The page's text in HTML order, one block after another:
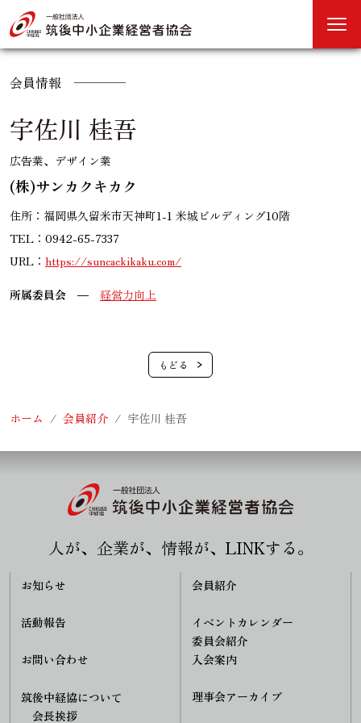
会員情報
宇佐川 桂吾
広告業、デザイン業
(株)サンカクキカク
住所：福岡県久留米市天神町1-1 米城ビルディング10階
TEL：0942-65-7337
URL： https://suncackikaku.com/
所属委員会 経営力向上
ホーム 会員紹介 宇佐川 桂吾
人が、企業が、情報が、LINKする。
お知らせ
活動報告
お問い合わせ
筑後中経協について
会長挨拶
会員紹介
イベントカレンダー
委員会紹介
入会案内
理事会アーカイブ